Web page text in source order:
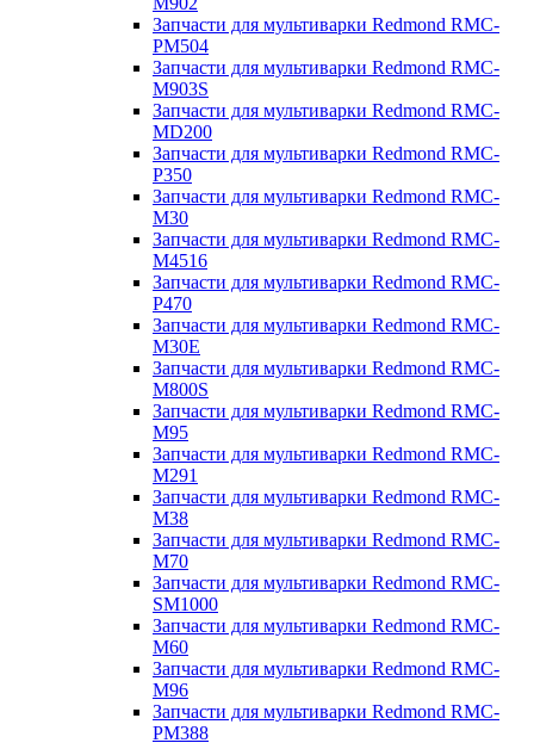
Запчасти для мультиварки Redmond RMC-
PM504
Запчасти для мультиварки Redmond RMC-
M903S
Запчасти для мультиварки Redmond RMC-
MD200
Запчасти для мультиварки Redmond RMC-
P350
Запчасти для мультиварки Redmond RMC-
M30
Запчасти для мультиварки Redmond RMC-
M4516
Запчасти для мультиварки Redmond RMC-
P470
Запчасти для мультиварки Redmond RMC-
M30E
Запчасти для мультиварки Redmond RMC-
M800S
Запчасти для мультиварки Redmond RMC-
M95
Запчасти для мультиварки Redmond RMC-
M291
Запчасти для мультиварки Redmond RMC-
M38
Запчасти для мультиварки Redmond RMC-
M70
Запчасти для мультиварки Redmond RMC-
SM1000
Запчасти для мультиварки Redmond RMC-
M60
Запчасти для мультиварки Redmond RMC-
M96
Запчасти для мультиварки Redmond RMC-
PM388